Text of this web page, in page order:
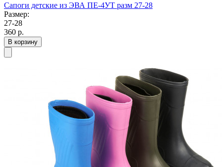
Сапоги детские из ЭВА ПЕ-4УТ разм 27-28
Размер:
27-28
360 р.
В корзину